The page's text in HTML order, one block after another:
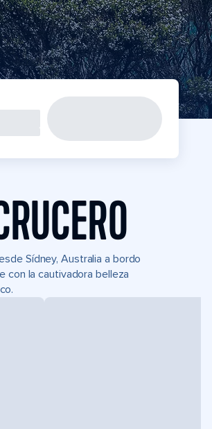
Sídney, Australia a bordo
con la cautivadora belleza